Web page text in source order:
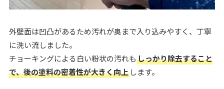
外壁面は凹凸があるため汚れが奥まで入り込みやすく、丁寧
に洗い流しました。
チョーキングによる白い粉状の汚れもしっかり除去すること
で、後の塗料の密着性が大きく向上します。